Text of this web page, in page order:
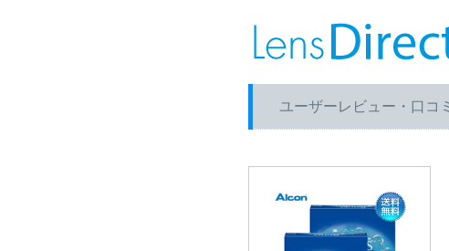
ユーザーレビュー・口コミ